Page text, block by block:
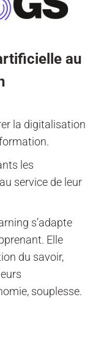
au
la digitalisation
les
service de leur
s’adapte
Elle
du savoir,
souplesse.